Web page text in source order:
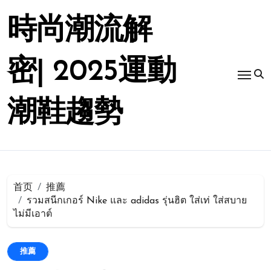
時尚潮流解
密| 2025運動
潮鞋趨勢
首页
推薦
รวมสนีกเกอร์ Nike และ adidas รุ่นฮิต ใส่เท่ ใส่สบาย
ไม่มีเอาต์
推薦